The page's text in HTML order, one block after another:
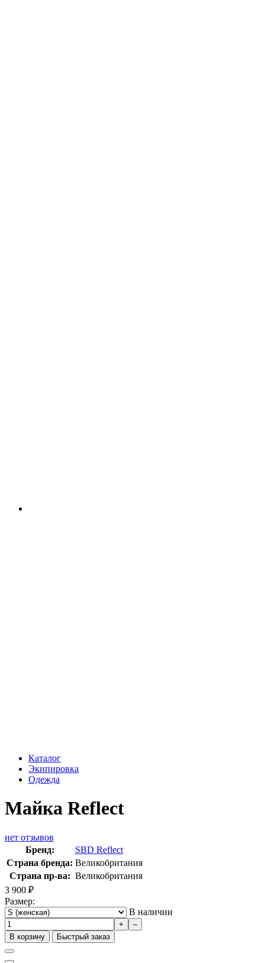
Каталог
Экипировка
Одежда
Майка Reflect
нет отзывов
Бренд:
SBD Reflect
Страна бренда: Великобритания
Страна пр-ва: Великобритания
3 900 ₽
Размер:
В наличии
+
–
В корзину
Быстрый заказ